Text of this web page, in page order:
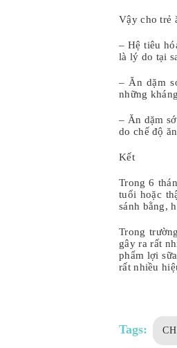
Vậy cho trẻ
– Hệ tiêu
là lý do tại
– Ăn dặm
những
– Ăn dặm
do chế độ
Kết
Trong 6
tuổi hoặc
sánh bằng,
Trong
gây ra rất
phẩm lợi
rất nhiều
Tags: